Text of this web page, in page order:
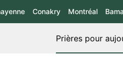
Conakry Montréal
Prières pour